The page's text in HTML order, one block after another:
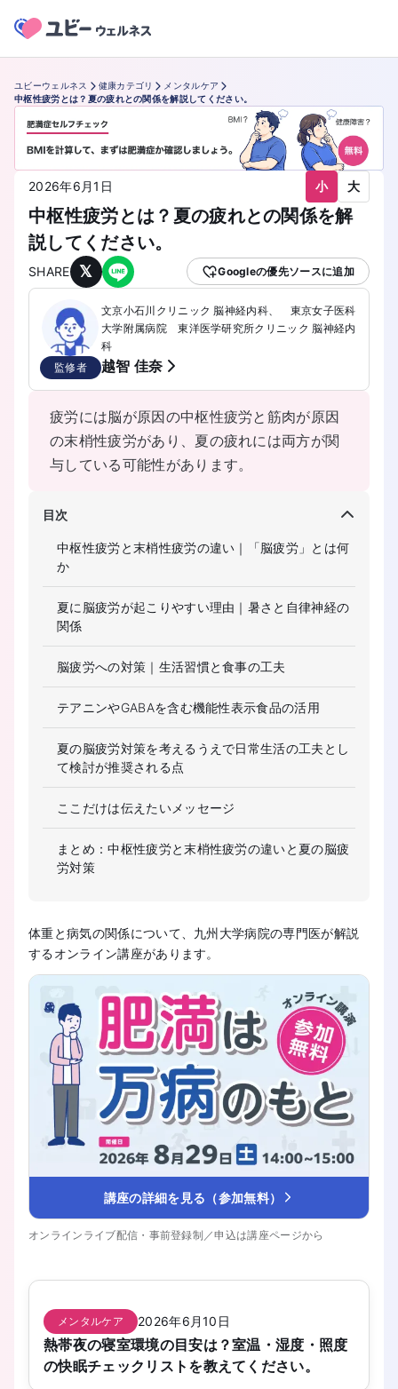
ユビーウェルネス 健康カテゴリ
メンタルケア
中枢性疲労とは？夏の疲れとの関係を解説してください。
2026年6月1日 小 大
中枢性疲労とは？夏の疲れとの関係を解
説してください。
SHARE 𝕏 Googleの優先ソースに追加
監修者
文京小石川クリニック 脳神経内科、 東京女子医科
大学附属病院 東洋医学研究所クリニック 脳神経内
科
越智 佳奈
疲労には脳が原因の中枢性疲労と筋肉が原因
の末梢性疲労があり、夏の疲れには両方が関
与している可能性があります。
目次
中枢性疲労と末梢性疲労の違い｜「脳疲労」とは何
か
夏に脳疲労が起こりやすい理由｜暑さと自律神経の
関係
脳疲労への対策｜生活習慣と食事の工夫
テアニンやGABAを含む機能性表示食品の活用
夏の脳疲労対策を考えるうえで日常生活の工夫とし
て検討が推奨される点
ここだけは伝えたいメッセージ
まとめ：中枢性疲労と末梢性疲労の違いと夏の脳疲
労対策
体重と病気の関係について、九州大学病院の専門医が解説
するオンライン講座があります。
講座の詳細を見る（参加無料）
オンラインライブ配信・事前登録制／申込は講座ページから
メンタルケア 2026年6月10日
熱帯夜の寝室環境の目安は？室温・湿度・照度
の快眠チェックリストを教えてください。